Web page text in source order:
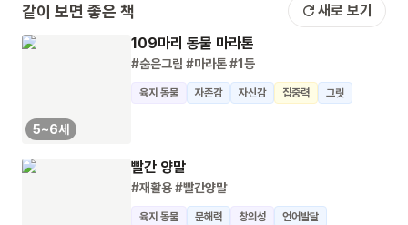
같이 보면 좋은 책 새로 보기
5~6세
109마리 동물 마라톤
#숨은그림 #마라톤#1등
육지 동물 자존감 자신감 집중력 그릿
빨간 양말
#재활용#빨간양말
육지 동물 문해력 창의성 언어발달